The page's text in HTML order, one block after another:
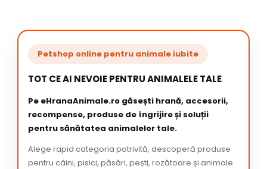
Petshop online pentru animale iubite
TOT CE AI NEVOIE PENTRU ANIMALELE TALE
Pe eHranaAnimale.ro găsești hrană, accesorii,
recompense, produse de îngrijire și soluții
pentru sănătatea animalelor tale.
Alege rapid categoria potrivită, descoperă produse
pentru câini, pisici, păsări, pești, rozătoare și animale